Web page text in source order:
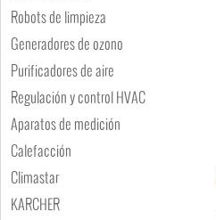
Robots de limpieza
Generadores de ozono
Purificadores de aire
Regulación y control HVAC
Aparatos de medición
Calefacción
Climastar
KARCHER